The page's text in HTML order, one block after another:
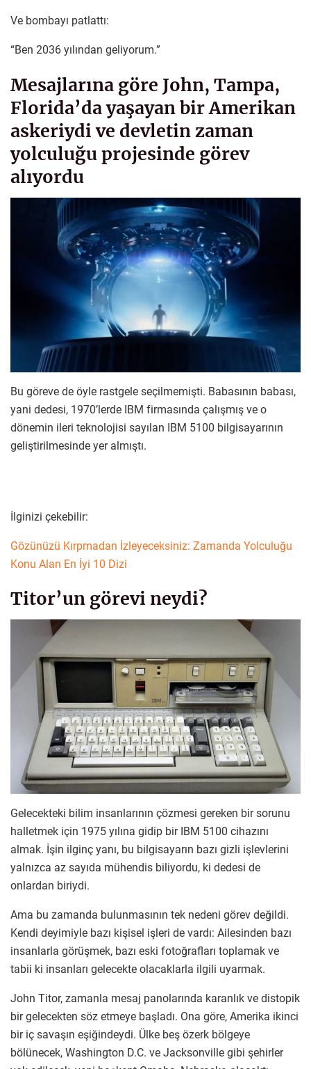
Ve bombayı patlattı:
“Ben 2036 yılından geliyorum.”
Mesajlarına göre John, Tampa,
Florida’da yaşayan bir Amerikan
askeriydi ve devletin zaman
yolculuğu projesinde görev
alıyordu
Bu göreve de öyle rastgele seçilmemişti. Babasının babası,
yani dedesi, 1970’lerde IBM firmasında çalışmış ve o
dönemin ileri teknolojisi sayılan IBM 5100 bilgisayarının
geliştirilmesinde yer almıştı.
İlginizi çekebilir:
Gözünüzü Kırpmadan İzleyeceksiniz: Zamanda Yolculuğu
Konu Alan En İyi 10 Dizi
Titor’un görevi neydi?
Gelecekteki bilim insanlarının çözmesi gereken bir sorunu
halletmek için 1975 yılına gidip bir IBM 5100 cihazını
almak. İşin ilginç yanı, bu bilgisayarın bazı gizli işlevlerini
yalnızca az sayıda mühendis biliyordu, ki dedesi de
onlardan biriydi.
Ama bu zamanda bulunmasının tek nedeni görev değildi.
Kendi deyimiyle bazı kişisel işleri de vardı: Ailesinden bazı
insanlarla görüşmek, bazı eski fotoğrafları toplamak ve
tabii ki insanları gelecekte olacaklarla ilgili uyarmak.
John Titor, zamanla mesaj panolarında karanlık ve distopik
bir gelecekten söz etmeye başladı. Ona göre, Amerika ikinci
bir iç savaşın eşiğindeydi. Ülke beş özerk bölgeye
bölünecek, Washington D.C. ve Jacksonville gibi şehirler